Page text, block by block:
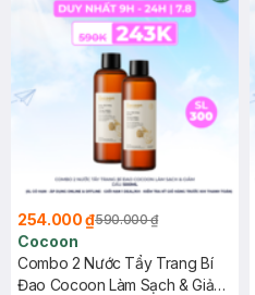
254.000 ₫590.000 ₫
Cocoon
Combo 2 Nước Tẩy Trang Bí
Đao Cocoon Làm Sạch & Giảm